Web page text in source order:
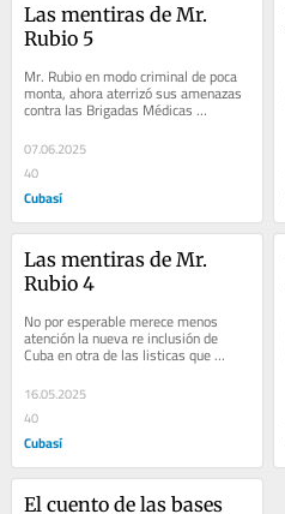
Las mentiras de Mr.
Rubio 5
Mr. Rubio en modo criminal de poca
monta, ahora aterrizó sus amenazas
contra las Brigadas Médicas
Cubanas, prometiendo sanciones a
diestra y a...
07.06.2025
40
Cubasí
Las mentiras de Mr.
Rubio 4
No por esperable merece menos
atención la nueva re inclusión de
Cuba en otra de las listicas que
genera el Departamento de Estado,
actuando como...
16.05.2025
40
Cubasí
El cuento de las bases